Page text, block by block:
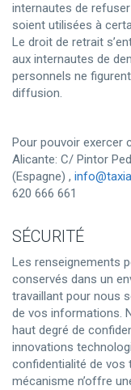
internautes de
soient utilisées à
Le droit de retrait
aux internautes de
personnels ne
diffusion.
Pour pouvoir exercer
Alicante: C/ Pintor
(Espagne) ,
620 666 661
SÉCURITÉ
Les renseignements
conservés dans un
travaillant pour nous
de vos informations.
haut degré de
innovations
confidentialité de vos
mécanisme n’offre